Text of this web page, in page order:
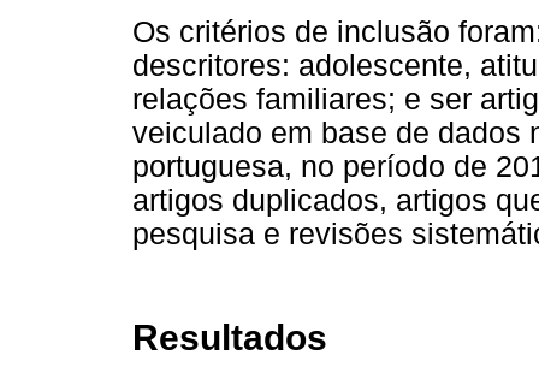
Os critérios de inclusão
descritores: adolescente,
relações familiares; e ser
veiculado em base de dados
portuguesa, no período de
artigos duplicados, artigos
pesquisa e revisões
Resultados